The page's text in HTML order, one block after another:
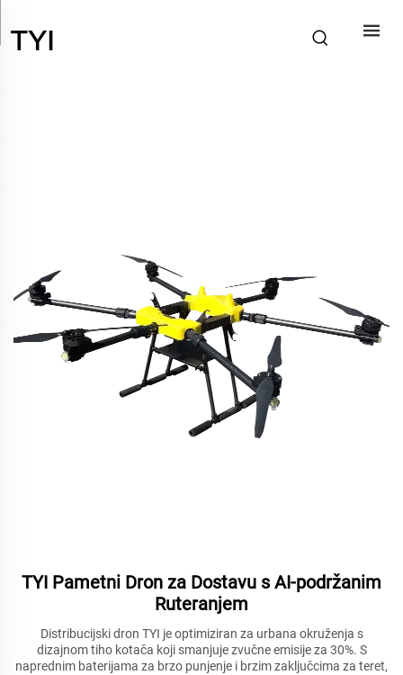
TYI Pametni Dron za Dostavu s AI-podržanim
Ruteranjem
Distribucijski dron TYI je optimiziran za urbana okruženja s
dizajnom tiho kotača koji smanjuje zvučne emisije za 30%. S
naprednim baterijama za brzo punjenje i brzim zaključcima za teret,